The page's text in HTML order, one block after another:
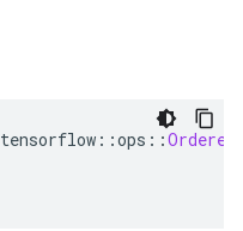
tensorflow ::ops ::